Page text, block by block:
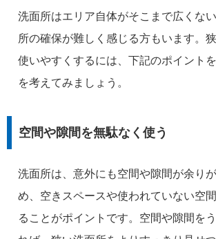
洗面所はエリア自体がそこまで広くな
所の確保が難しく感じる方もいます。
使いやすくするには、下記のポイント
を考えてみましょう。
空間や隙間を無駄なく使う
洗面所は、意外にも空間や隙間が余り
め、空きスペースや使われていない空
ることがポイントです。空間や隙間を